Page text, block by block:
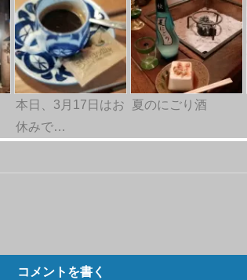
本日、3月17日はお
休みで…
夏のにごり酒
コメントを書く